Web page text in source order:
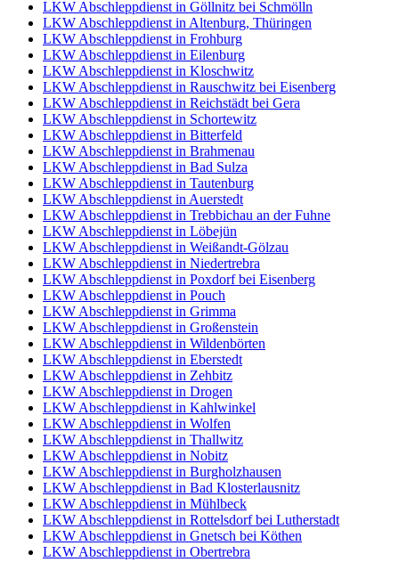
LKW Abschleppdienst in Göllnitz bei Schmölln
LKW Abschleppdienst in Altenburg, Thüringen
LKW Abschleppdienst in Frohburg
LKW Abschleppdienst in Eilenburg
LKW Abschleppdienst in Kloschwitz
LKW Abschleppdienst in Rauschwitz bei Eisenberg
LKW Abschleppdienst in Reichstädt bei Gera
LKW Abschleppdienst in Schortewitz
LKW Abschleppdienst in Bitterfeld
LKW Abschleppdienst in Brahmenau
LKW Abschleppdienst in Bad Sulza
LKW Abschleppdienst in Tautenburg
LKW Abschleppdienst in Auerstedt
LKW Abschleppdienst in Trebbichau an der Fuhne
LKW Abschleppdienst in Löbejün
LKW Abschleppdienst in Weißandt-Gölzau
LKW Abschleppdienst in Niedertrebra
LKW Abschleppdienst in Poxdorf bei Eisenberg
LKW Abschleppdienst in Pouch
LKW Abschleppdienst in Grimma
LKW Abschleppdienst in Großenstein
LKW Abschleppdienst in Wildenbörten
LKW Abschleppdienst in Eberstedt
LKW Abschleppdienst in Zehbitz
LKW Abschleppdienst in Drogen
LKW Abschleppdienst in Kahlwinkel
LKW Abschleppdienst in Wolfen
LKW Abschleppdienst in Thallwitz
LKW Abschleppdienst in Nobitz
LKW Abschleppdienst in Burgholzhausen
LKW Abschleppdienst in Bad Klosterlausnitz
LKW Abschleppdienst in Mühlbeck
LKW Abschleppdienst in Rottelsdorf bei Lutherstadt
LKW Abschleppdienst in Gnetsch bei Köthen
LKW Abschleppdienst in Obertrebra